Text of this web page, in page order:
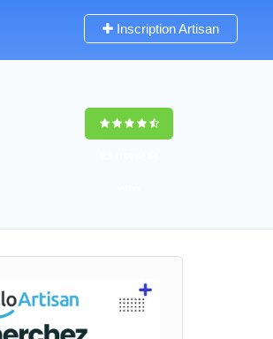
Inscription Artisan